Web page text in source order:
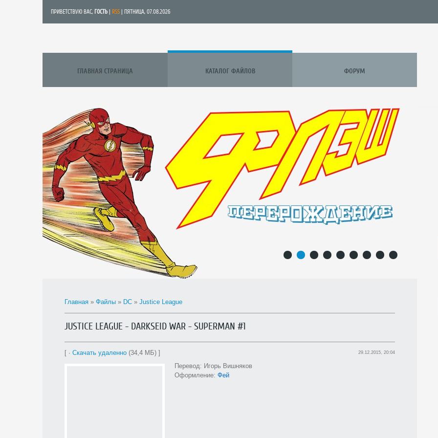
ПРИВЕТСТВУЮ ВАС, ГОСТЬ RSS | ПЯТНИЦА, 07.08.2026
ГЛАВНАЯ СТРАНИЦА КАТАЛОГ ФАЙЛОВ ФОРУМ
Главная » Файлы » DC » Justice League
JUSTICE LEAGUE - DARKSEID WAR - SUPERMAN #1
[ · Скачать удаленно (34,4 МБ) ] 29.12.2015, 20:04
Перевод: Игорь Вишняков
Оформление: Фей